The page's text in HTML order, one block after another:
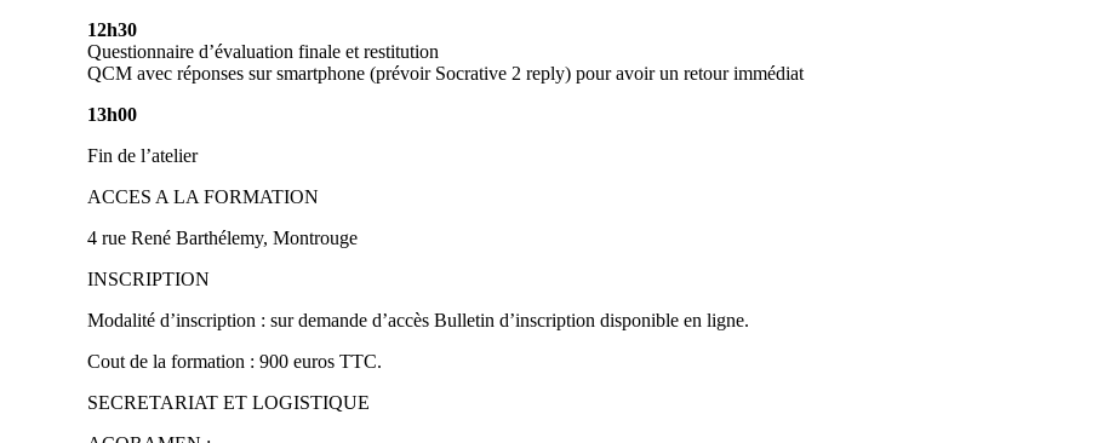
12h30
Questionnaire d’évaluation finale et restitution
QCM avec réponses sur smartphone (prévoir Socrative 2 reply) pour avoir un retour immédiat
13h00
Fin de l’atelier
ACCES A LA FORMATION
4 rue René Barthélemy, Montrouge
INSCRIPTION
Modalité d’inscription : sur demande d’accès Bulletin d’inscription disponible en ligne.
Cout de la formation : 900 euros TTC.
SECRETARIAT ET LOGISTIQUE